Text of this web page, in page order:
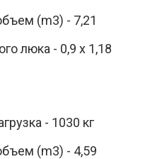
(m3) - 7,21
люка - 0,9 х 1,18
- 1030 кг
(m3) - 4,59